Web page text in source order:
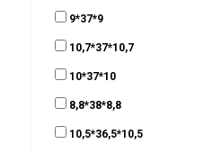
9*37*9
10,7*37*10,7
10*37*10
8,8*38*8,8
10,5*36,5*10,5